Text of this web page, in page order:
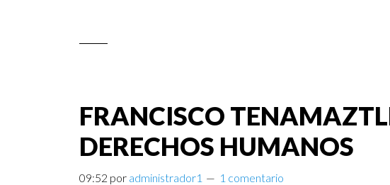
FRANCISCO
DERECHOS HUMANOS
09:52 por administrador1 1 comentario